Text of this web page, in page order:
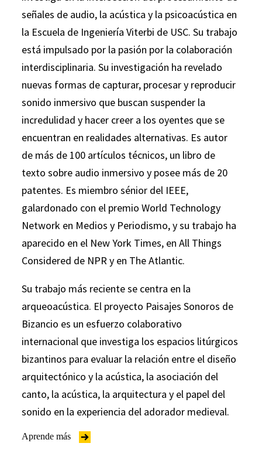
señales de audio, la acústica y la psicoacústica en
la Escuela de Ingeniería Viterbi de USC. Su trabajo
está impulsado por la pasión por la colaboración
interdisciplinaria. Su investigación ha revelado
nuevas formas de capturar, procesar y reproducir
sonido inmersivo que buscan suspender la
incredulidad y hacer creer a los oyentes que se
encuentran en realidades alternativas. Es autor
de más de 100 artículos técnicos, un libro de
texto sobre audio inmersivo y posee más de 20
patentes. Es miembro sénior del IEEE,
galardonado con el premio World Technology
Network en Medios y Periodismo, y su trabajo ha
aparecido en el New York Times, en All Things
Considered de NPR y en The Atlantic.
Su trabajo más reciente se centra en la
arqueoacústica. El proyecto Paisajes Sonoros de
Bizancio es un esfuerzo colaborativo
internacional que investiga los espacios litúrgicos
bizantinos para evaluar la relación entre el diseño
arquitectónico y la acústica, la asociación del
canto, la acústica, la arquitectura y el papel del
sonido en la experiencia del adorador medieval.
Aprende más